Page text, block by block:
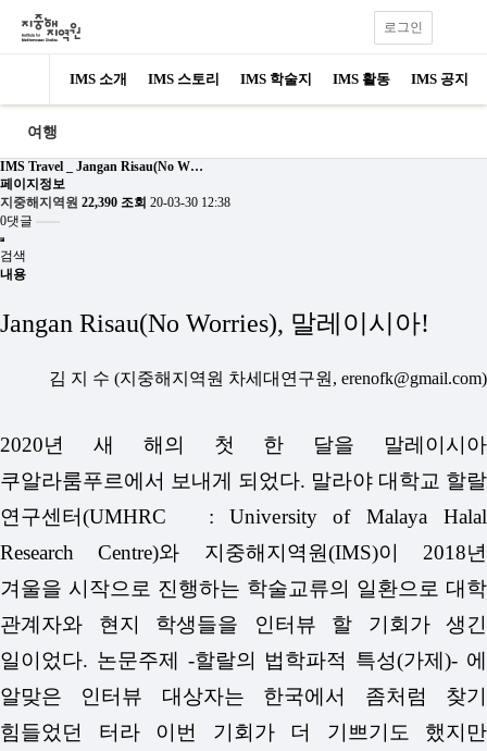
IMS 소개 IMS 스토리 IMS 학술지 IMS 활동 IMS 공지
로그인
여행
IMS Travel _ Jangan Risau(No W…
페이지정보
지중해지역원 22,390 조회 20-03-30 12:38
0댓글
검색
내용
Jangan Risau(No Worries), 말레이시아!
김 지 수 (지중해지역원 차세대연구원, erenofk@gmail.com)
2020년 새 해의 첫 한 달을 말레이시아
쿠알라룸푸르에서 보내게 되었다. 말라야 대학교 할랄
연구센터(UMHRC : University of Malaya Halal
Research Centre)와 지중해지역원(IMS)이 2018년
겨울을 시작으로 진행하는 학술교류의 일환으로 대학
관계자와 현지 학생들을 인터뷰 할 기회가 생긴
일이었다. 논문주제 -할랄의 법학파적 특성(가제)- 에
알맞은 인터뷰 대상자는 한국에서 좀처럼 찾기
힘들었던 터라 이번 기회가 더 기쁘기도 했지만